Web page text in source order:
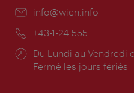
E-
info@wien.info
Téléphone:
+43-1-24 555
Horaires
d'ouverture:
Du Lundi au Vendredi
Fermé les jours fériés